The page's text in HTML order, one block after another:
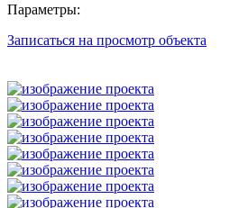
Параметры:
Записаться на просмотр объекта